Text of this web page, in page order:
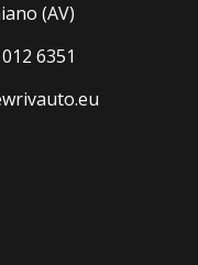
(AV)
6351